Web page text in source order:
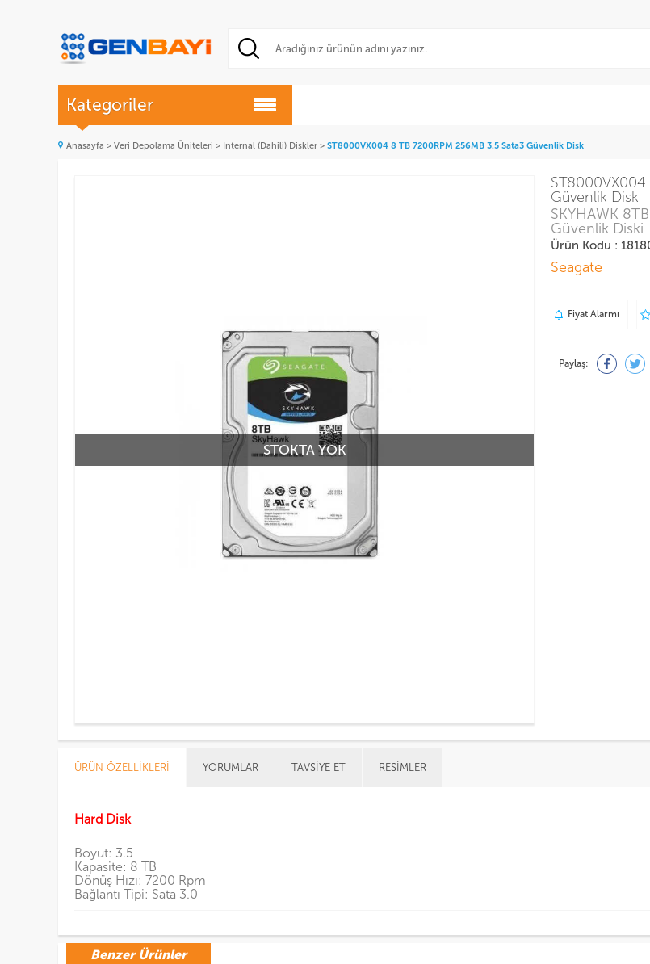
Kategoriler
Anasayfa > Veri Depolama Üniteleri > Internal (Dahili) Diskler > ST8000VX004 8 TB 7200RPM 256MB 3.5 Sata3 Güvenlik Disk
STOKTA YOK
ST8000VX004
Güvenlik Disk
SKYHAWK
Güvenlik Diski
Ürün Kodu :
Seagate
Fiyat Alarmı
Paylaş:
ÜRÜN ÖZELLIKLERI YORUMLAR TAVSIYE ET RESIMLER
Hard Disk
Boyut: 3.5
Kapasite: 8 TB
Dönüş Hızı: 7200 Rpm
Bağlantı Tipi: Sata 3.0
Benzer Ürünler